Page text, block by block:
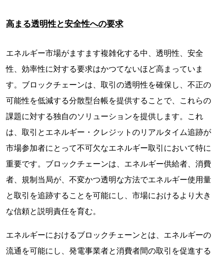
高まる透明性と安全性への要求
エネルギー市場がますます複雑化する中、透明性、安全
性、効率性に対する要求はかつてないほど高まっていま
す。ブロックチェーンは、取引の透明性を確保し、不正の
可能性を低減する分散型台帳を提供することで、これらの
課題に対する独自のソリューションを提供します。これ
は、取引とエネルギー・クレジットのリアルタイム追跡が
市場参加者にとって不可欠なエネルギー取引において特に
重要です。ブロックチェーンは、エネルギー供給者、消費
者、規制当局が、不変かつ透明な方法でエネルギー使用量
と取引を追跡することを可能にし、市場におけるより大き
な信頼と説明責任を育む。
エネルギーにおけるブロックチェーンとは、エネルギーの
流通を可能にし、発電事業者と消費者間の取引を促進する